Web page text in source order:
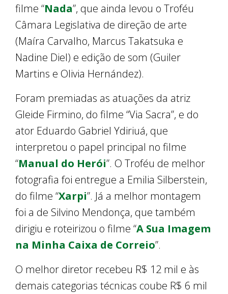
filme “Nada”, que ainda levou o Troféu
Câmara Legislativa de direção de arte
(Maíra Carvalho, Marcus Takatsuka e
Nadine Diel) e edição de som (Guiler
Martins e Olivia Hernández).
Foram premiadas as atuações da atriz
Gleide Firmino, do filme “Via Sacra”, e do
ator Eduardo Gabriel Ydiriuá, que
interpretou o papel principal no filme
“Manual do Herói”. O Troféu de melhor
fotografia foi entregue a Emilia Silberstein,
do filme “Xarpi”. Já a melhor montagem
foi a de Silvino Mendonça, que também
dirigiu e roteirizou o filme “A Sua Imagem
na Minha Caixa de Correio”.
O melhor diretor recebeu R$ 12 mil e às
demais categorias técnicas coube R$ 6 mil